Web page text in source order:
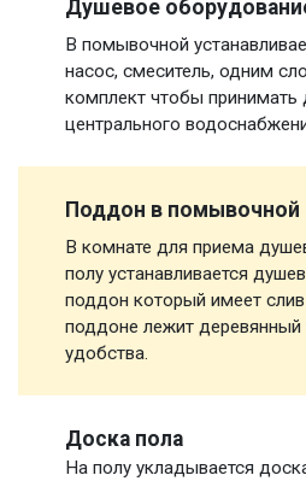
Душевое
В помывочной
насос, смеситель, одним
комплект чтобы
центрального
Поддон в помывочной
В комнате для приема
полу устанавливается
поддон который имеет слив
поддоне лежит деревянный
удобства.
Доска пола
На полу укладывается